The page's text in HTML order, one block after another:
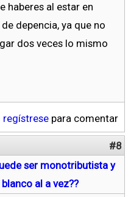
haberes al estar en
depencia, ya que no
dos veces lo mismo
regístrese para comentar
#8
ser monotributista y
al a vez??